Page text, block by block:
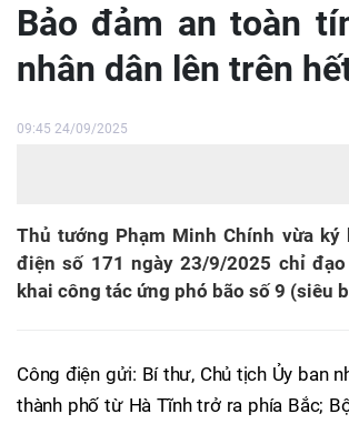
Bảo đảm an toàn
nhân dân lên trên
09:45 24/09/2025
Thủ tướng Phạm Minh Chính vừa ký
điện số 171 ngày 23/9/2025 chỉ
khai công tác ứng phó bão số 9 (siêu
Công điện gửi: Bí thư, Chủ tịch Ủy ban
thành phố từ Hà Tĩnh trở ra phía Bắc;